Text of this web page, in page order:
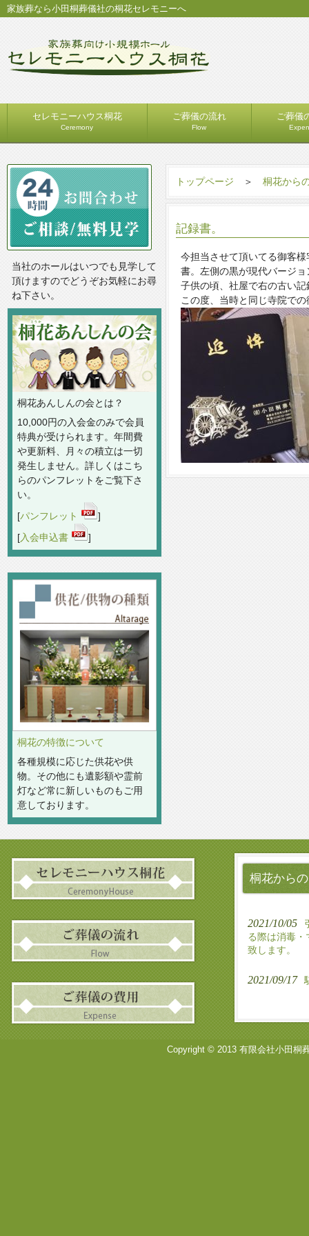
家族葬なら小田桐葬儀社の桐花セレモニーへ
セレモニーハウス桐花
Ceremony
ご葬儀の流れ
Flow
ご葬儀
トップページ ＞ 桐花から
記録書。
今担当させて頂いてる御客
書。左側の黒が現代バージョ
子供の頃、社屋で右の古い
この度、当時と同じ寺院で
当社のホールはいつでも見学して
頂けますのでどうぞお気軽にお尋
ね下さい。
桐花あんしんの会とは？
10,000円の入会金のみで会員
特典が受けられます。年間費
や更新料、月々の積立は一切
発生しません。詳しくはこち
らのパンフレットをご覧下さ
い。
[パンフレット
]
[入会申込書 ]
桐花の特徴について
各種規模に応じた供花や供
物。その他にも遺影額や霊前
灯など常に新しいものもご用
意しております。
桐花から
2021/10/05
る際は消毒・
致します。
2021/09/17
Copyright © 2013 有限会社小田桐